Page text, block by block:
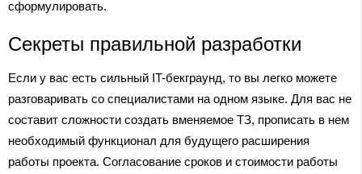
сформулировать.
Секреты правильной разработки
Если у вас есть сильный IT-бекграунд, то вы легко можете
разговаривать со специалистами на одном языке. Для вас не
составит сложности создать вменяемое ТЗ, прописать в нем
необходимый функционал для будущего расширения
работы проекта. Согласование сроков и стоимости работы